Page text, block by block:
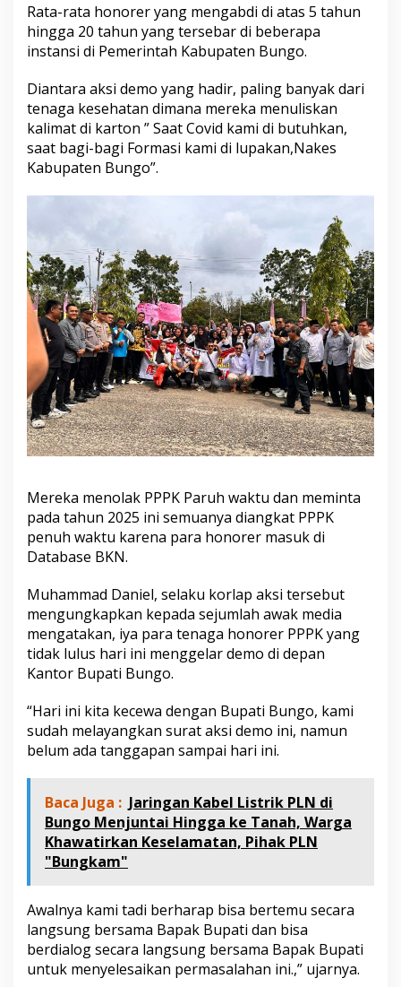
t
R
a
s
a
n
T
a
o
n
o
r
e
r
B
u
n
g
o
R
2
3
Y
a
n
i
d
a
L
u
u
s
P
U
j
u
s
a
k
e
K
Rata-rata honorer yang mengabdi di atas 5 tahun
hingga 20 tahun yang tersebar di beberapa
instansi di Pemerintah Kabupaten Bungo.
Diantara aksi demo yang hadir, paling banyak dari
tenaga kesehatan dimana mereka menuliskan
kalimat di karton ” Saat Covid kami di butuhkan,
saat bagi-bagi Formasi kami di lupakan,Nakes
Kabupaten Bungo”.
Mereka menolak PPPK Paruh waktu dan meminta
pada tahun 2025 ini semuanya diangkat PPPK
penuh waktu karena para honorer masuk di
Database BKN.
Muhammad Daniel, selaku korlap aksi tersebut
mengungkapkan kepada sejumlah awak media
mengatakan, iya para tenaga honorer PPPK yang
tidak lulus hari ini menggelar demo di depan
Kantor Bupati Bungo.
“Hari ini kita kecewa dengan Bupati Bungo, kami
sudah melayangkan surat aksi demo ini, namun
belum ada tanggapan sampai hari ini.
Baca Juga : Jaringan Kabel Listrik PLN di
Bungo Menjuntai Hingga ke Tanah, Warga
Khawatirkan Keselamatan, Pihak PLN
"Bungkam"
Awalnya kami tadi berharap bisa bertemu secara
langsung bersama Bapak Bupati dan bisa
berdialog secara langsung bersama Bapak Bupati
untuk menyelesaikan permasalahan ini.,” ujarnya.